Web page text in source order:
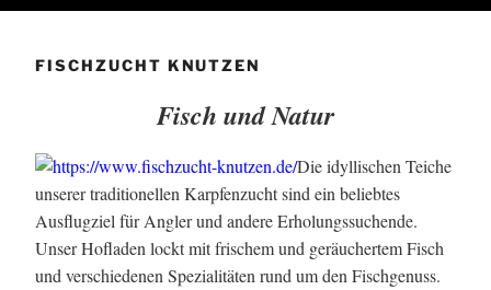
FISCHZUCHT KNUTZEN
Fisch und Natur
Die idyllischen Teiche
unserer traditionellen Karpfenzucht sind ein beliebtes
Ausflugziel für Angler und andere Erholungssuchende.
Unser Hofladen lockt mit frischem und geräuchertem Fisch
und verschiedenen Spezialitäten rund um den Fischgenuss.